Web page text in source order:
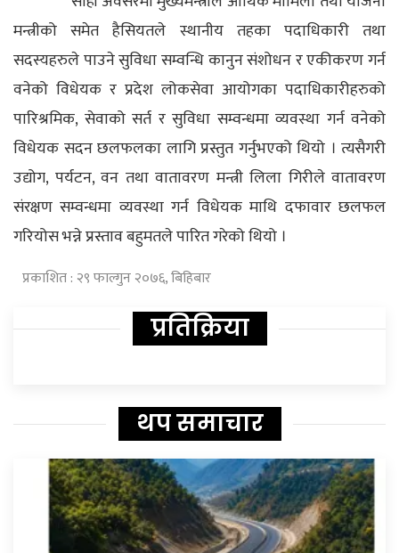
मन्त्रीको समेत हैसियतले स्थानीय तहका पदाधिकारी तथा
सदस्यहरुले पाउने सुविधा सम्वन्धि कानुन संशोधन र एकीकरण गर्न
वनेको विधेयक र प्रदेश लोकसेवा आयोगका पदाधिकारीहरुको
पारिश्रमिक, सेवाको सर्त र सुविधा सम्वन्धमा व्यवस्था गर्न वनेको
विधेयक सदन छलफलका लागि प्रस्तुत गर्नुभएको थियो । त्यसैगरी
उद्योग, पर्यटन, वन तथा वातावरण मन्त्री लिला गिरीले वातावरण
संरक्षण सम्वन्धमा व्यवस्था गर्न विधेयक माथि दफावार छलफल
गरियोस भन्ने प्रस्ताव बहुमतले पारित गरेको थियो ।
प्रकाशित : २९ फाल्गुन २०७६, बिहिबार
प्रतिक्रिया
थप समाचार